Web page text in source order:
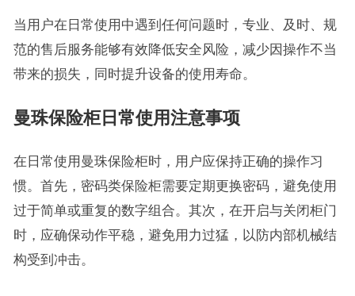
当用户在日常使用中遇到任何问题时，专业、及时、规
范的售后服务能够有效降低安全风险，减少因操作不当
带来的损失，同时提升设备的使用寿命。
曼珠保险柜日常使用注意事项
在日常使用曼珠保险柜时，用户应保持正确的操作习
惯。首先，密码类保险柜需要定期更换密码，避免使用
过于简单或重复的数字组合。其次，在开启与关闭柜门
时，应确保动作平稳，避免用力过猛，以防内部机械结
构受到冲击。